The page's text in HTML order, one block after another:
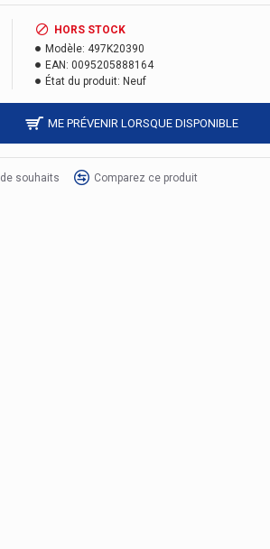
HORS STOCK
Modèle: 497K20390
EAN: 0095205888164
État du produit: Neuf
ME PRÉVENIR LORSQUE DISPONIBLE
souhaits Comparez ce produit